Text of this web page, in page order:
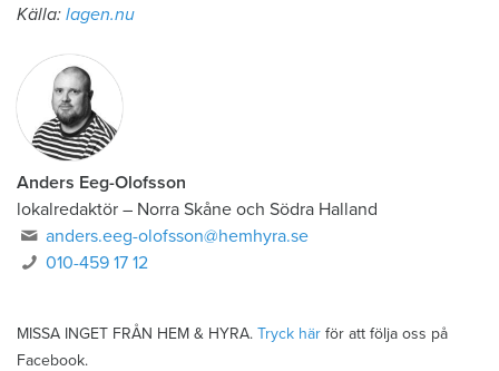
Källa: lagen.nu
Anders Eeg-Olofsson
lokalredaktör – Norra Skåne och Södra Halland
anders.eeg-olofsson@hemhyra.se
010-459 17 12
MISSA INGET FRÅN HEM & HYRA. Tryck här för att följa oss på
Facebook.